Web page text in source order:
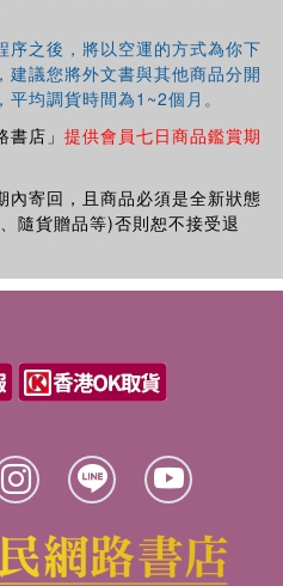
序之後，將以空運的方式為你下
議您將外文書與其他商品分開
均調貨時間為1~2個月。
店」 提供會員七日商品鑑賞期
內寄回，且商品必須是全新狀態
隨貨贈品等)否則恕不接受退